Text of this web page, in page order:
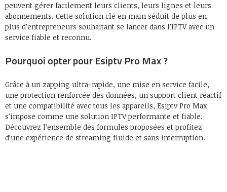
peuvent gérer facilement leurs clients, leurs lignes et leurs
abonnements. Cette solution clé en main séduit de plus en
plus d’entrepreneurs souhaitant se lancer dans l’IPTV avec un
service fiable et reconnu.
Pourquoi opter pour Esiptv Pro Max ?
Grâce à un zapping ultra-rapide, une mise en service facile,
une protection renforcée des données, un support client réactif
et une compatibilité avec tous les appareils, Esiptv Pro Max
s’impose comme une solution IPTV performante et fiable.
Découvrez l’ensemble des formules proposées et profitez
d’une expérience de streaming fluide et sans interruption.